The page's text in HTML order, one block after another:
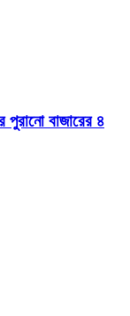
পুরানো বাজারের ৪